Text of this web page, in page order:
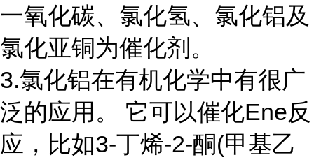
一氧化碳、氯化氢、氯化铝及
氯化亚铜为催化剂。
3.氯化铝在有机化学中有很广
泛的应用。 它可以催化Ene反
应，比如3-丁烯-2-酮(甲基乙